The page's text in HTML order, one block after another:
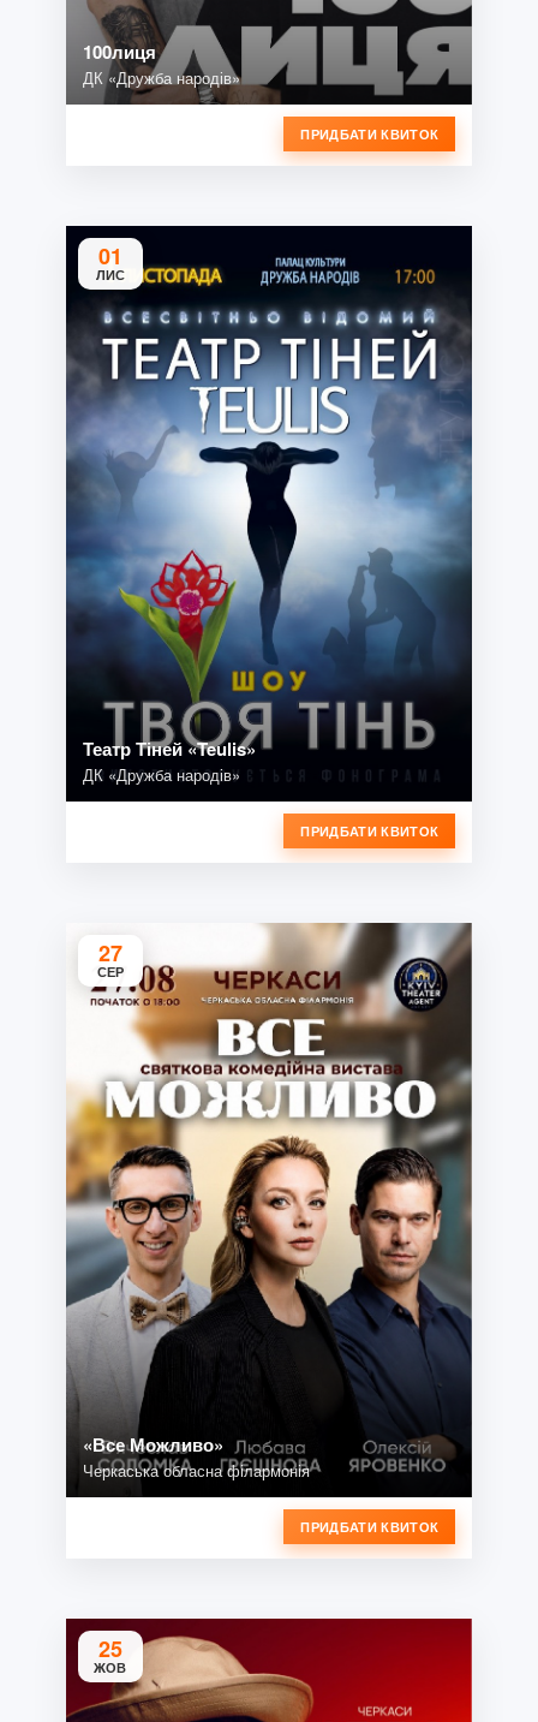
100лиця
ДК «Дружба народів»
ПРИДБАТИ КВИТОК
01
ЛИС
Театр Тіней «Teulis»
ДК «Дружба народів»
ПРИДБАТИ КВИТОК
27
СЕР
«Все Можливо»
Черкаська обласна філармонія
ПРИДБАТИ КВИТОК
25
ЖОВ